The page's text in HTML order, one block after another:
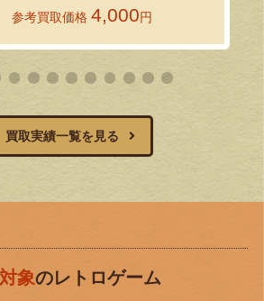
ョンを出張買取しました！
参考買取価格 4,000円
買取実績一覧を見る
象のレトロゲーム